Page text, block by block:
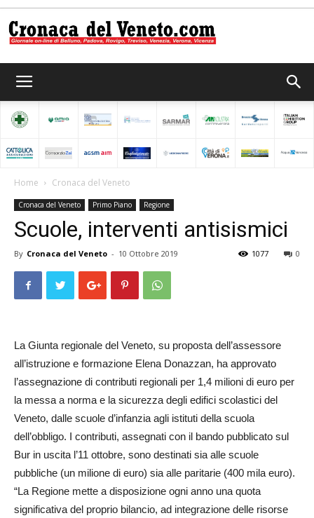
del
Veneto
Home Cronaca del Veneto
Cronaca del Veneto Primo Piano Regione
Scuole, interventi antisismici
By Cronaca del Veneto - 10 Ottobre 2019 0
1077
La Giunta regionale del Veneto, su proposta dell’assessore
all’istruzione e formazione Elena Donazzan, ha approvato
l’assegnazione di contributi regionali per 1,4 milioni di euro per
la messa a norma e la sicurezza degli edifici scolastici del
Veneto, dalle scuole d’infanzia agli istituti della scuola
dell’obbligo. I contributi, assegnati con il bando pubblicato sul
Bur in uscita l’11 ottobre, sono destinati sia alle scuole
pubbliche (un milione di euro) sia alle paritarie (400 mila euro).
“La Regione mette a disposizione ogni anno una quota
significativa del proprio bilancio, ad integrazione delle risorse